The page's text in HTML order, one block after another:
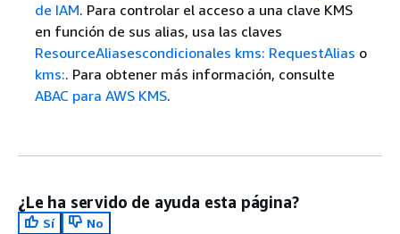
de IAM. Para controlar el acceso a una clave KMS
en función de sus alias, usa las claves
ResourceAliasescondicionales kms: RequestAlias o
kms:. Para obtener más información, consulte
ABAC para AWS KMS.
¿Le ha servido de ayuda esta página?
Sí
No